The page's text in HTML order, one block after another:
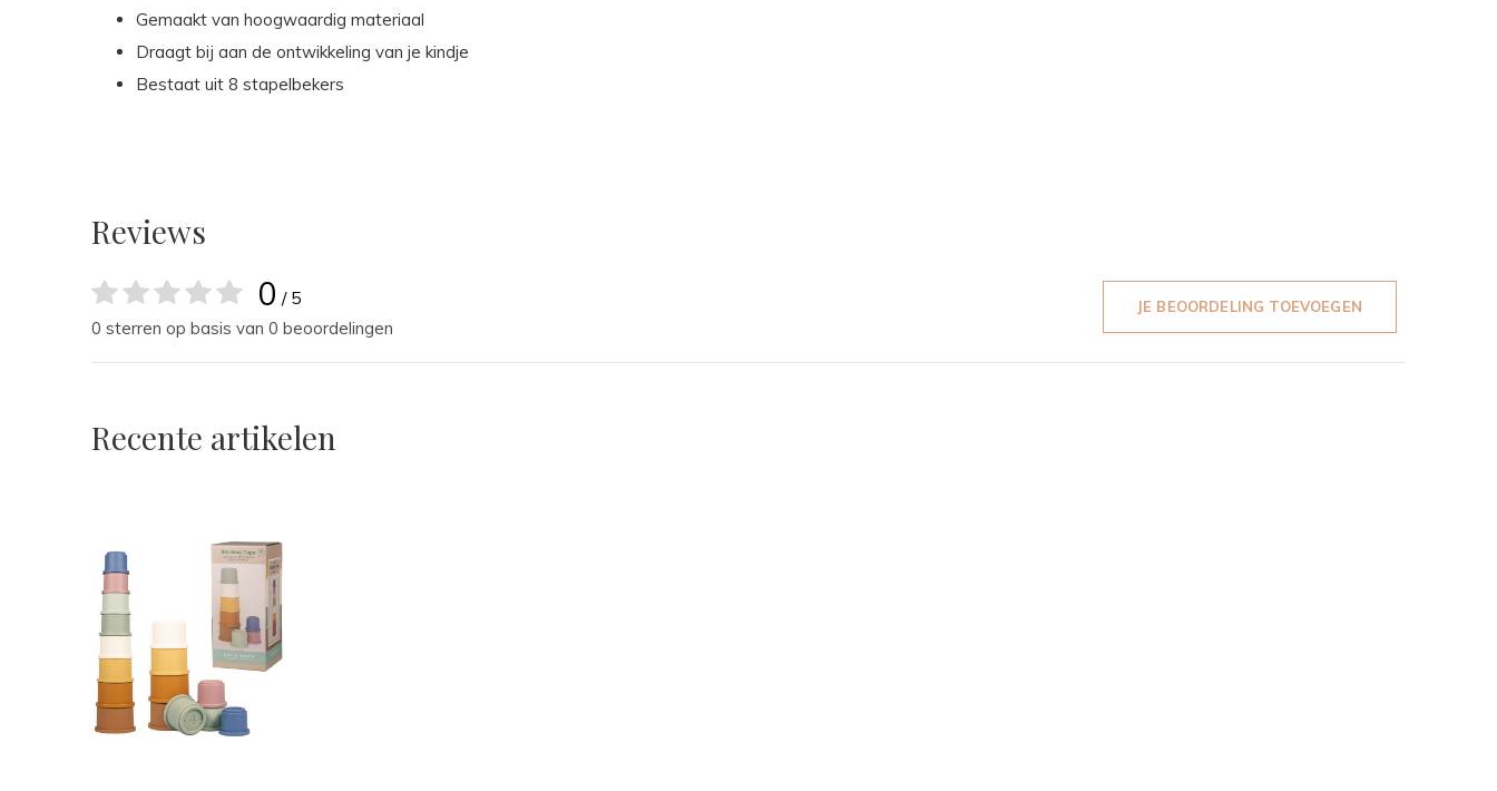
Gemaakt van hoogwaardig materiaal
Draagt bij aan de ontwikkeling van je kindje
Bestaat uit 8 stapelbekers
Reviews
0 / 5
0 sterren op basis van 0 beoordelingen
JE BEOORDELING TOEVOEGEN
Recente artikelen